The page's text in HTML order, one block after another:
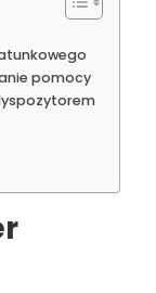
pomocy